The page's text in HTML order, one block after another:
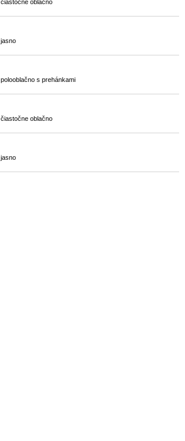
čiastočne oblačno
jasno
polooblačno s prehánkami
čiastočne oblačno
jasno